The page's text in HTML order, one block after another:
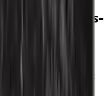
et Chèques-
Spicy BIO 50g chez
cadeaux Edenred
options de paiement
au paiement.